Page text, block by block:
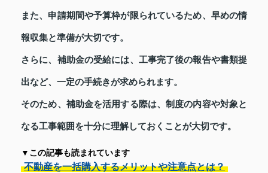
また、申請期間や予算枠が限られているため、早めの情
報収集と準備が大切です。
さらに、補助金の受給には、工事完了後の報告や書類提
出など、一定の手続きが求められます。
そのため、補助金を活用する際は、制度の内容や対象と
なる工事範囲を十分に理解しておくことが大切です。
▼この記事も読まれています
不動産を一括購入するメリットや注意点とは？